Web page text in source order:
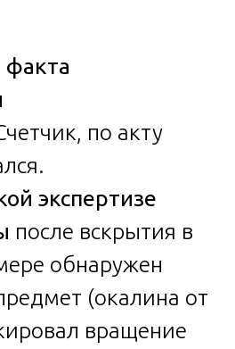
факта
по акту
экспертизе
после вскрытия в
обнаружен
(окалина от
вращение